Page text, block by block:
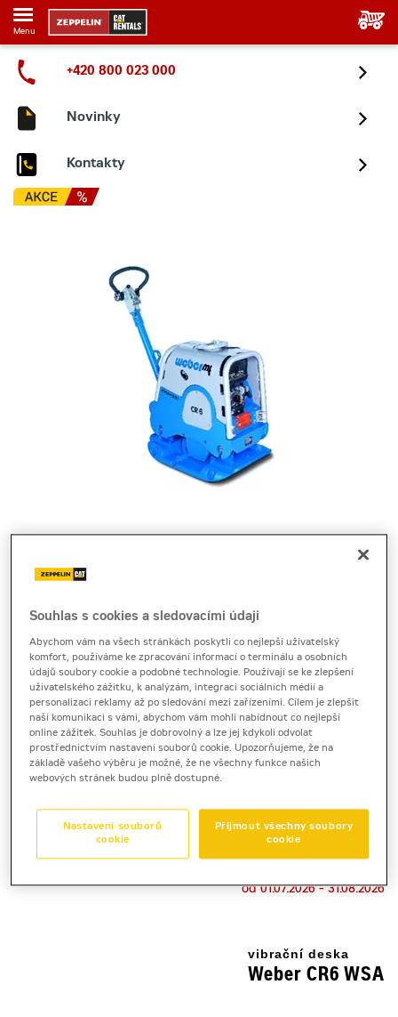
Menu
+420 800 023 000
Novinky
Kontakty
Cena za pronájem
1 - 22 dnů
1 190 Kč bez DPH
1 439 Kč s DPH
Sleva 20 %
23 a více dnů
1 110 Kč bez DPH
1 343 Kč s DPH
Sleva 20 %
od 01.07.2026 - 31.08.2026
vibrační deska
Weber CR6 WSA
Souhlas s cookies a sledovacími údaji
Abychom vám na všech stránkách poskytli co nejlepší uživatelský
komfort, používáme ke zpracování informací o terminálu a osobních
údajů soubory cookie a podobné technologie. Používají se ke zlepšení
uživatelského zážitku, k analýzám, integraci sociálních médií a
personalizaci reklamy až po sledování mezi zařízeními. Cílem je zlepšit
naši komunikaci s vámi, abychom vám mohli nabídnout co nejlepší
online zážitek. Souhlas je dobrovolný a lze jej kdykoli odvolat
prostřednictvím nastavení souborů cookie. Upozorňujeme, že na
základě vašeho výběru je možné, že ne všechny funkce našich
webových stránek budou plně dostupné.
Přijmout všechny soubory
cookie
Nastavení souborů
cookie